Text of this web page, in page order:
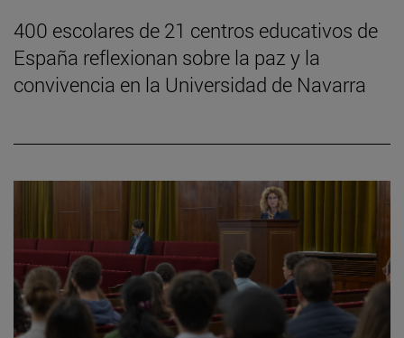
400 escolares de 21 centros educativos de
España reflexionan sobre la paz y la
convivencia en la Universidad de Navarra